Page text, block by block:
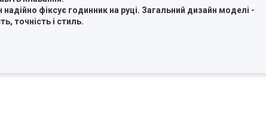
фіксує годинник на руці. Загальний дизайн моделі -
точність і стиль.